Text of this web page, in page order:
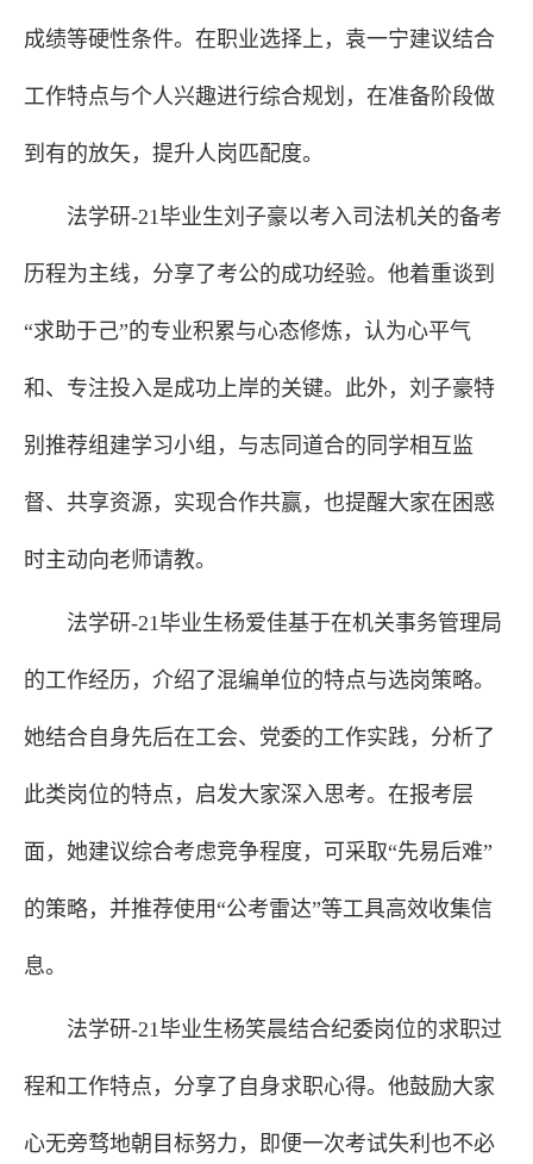
成绩等硬性条件。在职业选择上，袁一宁建议结合
工作特点与个人兴趣进行综合规划，在准备阶段做
到有的放矢，提升人岗匹配度。
法学研-21毕业生刘子豪以考入司法机关的备考
历程为主线，分享了考公的成功经验。他着重谈到
“求助于己”的专业积累与心态修炼，认为心平气
和、专注投入是成功上岸的关键。此外，刘子豪特
别推荐组建学习小组，与志同道合的同学相互监
督、共享资源，实现合作共赢，也提醒大家在困惑
时主动向老师请教。
法学研-21毕业生杨爱佳基于在机关事务管理局
的工作经历，介绍了混编单位的特点与选岗策略。
她结合自身先后在工会、党委的工作实践，分析了
此类岗位的特点，启发大家深入思考。在报考层
面，她建议综合考虑竞争程度，可采取“先易后难”
的策略，并推荐使用“公考雷达”等工具高效收集信
息。
法学研-21毕业生杨笑晨结合纪委岗位的求职过
程和工作特点，分享了自身求职心得。他鼓励大家
心无旁骛地朝目标努力，即便一次考试失利也不必